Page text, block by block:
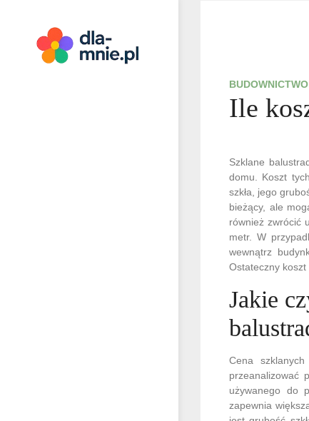
BUDOWNICTWO
Ile
Szklane
domu. Koszt
szkła, jego
bieżący, ale
również zwrócić
metr. W
wewnątrz
Ostateczny
Jakie
Cena
przeanalizować
używanego do
zapewnia